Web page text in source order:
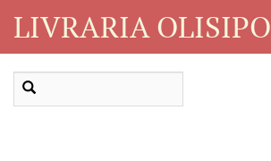
LIVRARIA OLISIPO